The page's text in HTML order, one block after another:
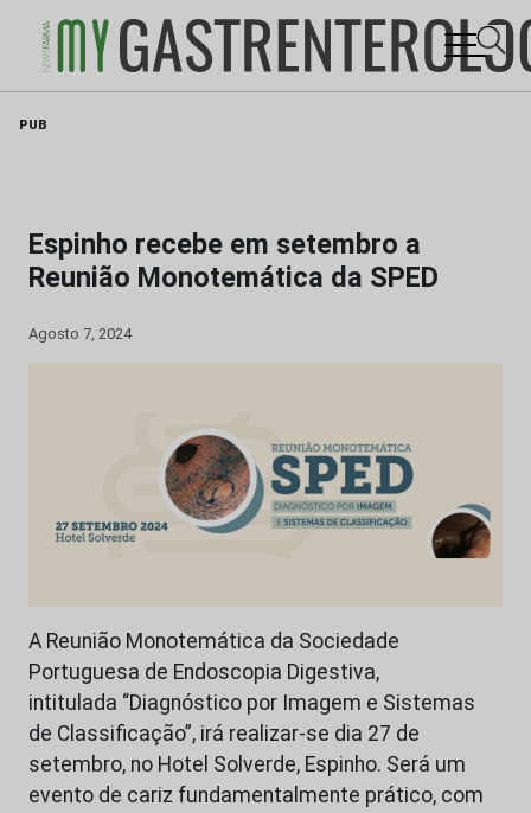
PUB
Espinho recebe em setembro a
Reunião Monotemática da SPED
Agosto 7, 2024
A Reunião Monotemática da Sociedade
Portuguesa de Endoscopia Digestiva,
intitulada “Diagnóstico por Imagem e Sistemas
de Classificação”, irá realizar-se dia 27 de
setembro, no Hotel Solverde, Espinho. Será um
evento de cariz fundamentalmente prático, com